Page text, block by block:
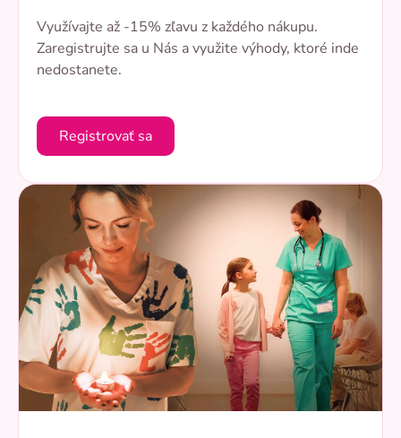
Využívajte až -15% zľavu z každého nákupu.
Zaregistrujte sa u Nás a využite výhody, ktoré inde
nedostanete.
Registrovať sa